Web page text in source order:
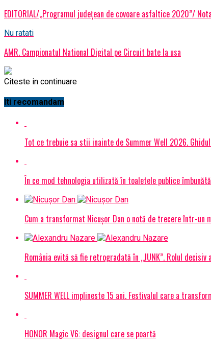
EDITORIAL/,,Programul județean de covoare asfaltice 2020”/
Nu ratati
AMR. Campionatul National Digital pe Circuit bate la usa
Citeste in continuare
Iti recomandam
Tot ce trebuie sa stii inainte de Summer Well 2026.
În ce mod tehnologia utilizată în toaletele publice
Cum a transformat Nicușor Dan o notă de trecere într-un
România evită să fie retrogradată în „JUNK”. Rolul
SUMMER WELL implineste 15 ani. Festivalul care a
HONOR Magic V6: designul care se poartă